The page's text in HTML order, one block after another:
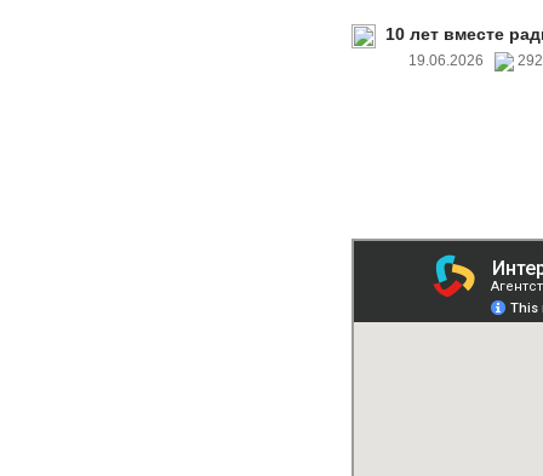
10 лет вместе
19.06.2026